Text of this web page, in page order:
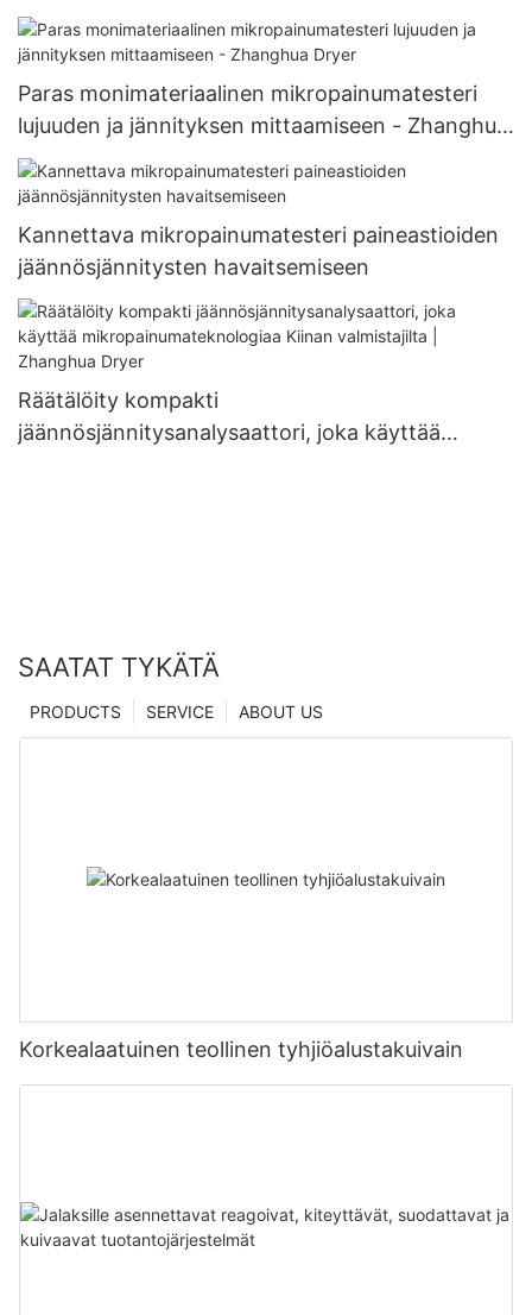
mikropainumiin
Paras monimateriaalinen mikropainumatesteri
lujuuden ja jännityksen mittaamiseen - Zhanghua
Dryer
Kannettava mikropainumatesteri paineastioiden
jäännösjännitysten havaitsemiseen
Räätälöity kompakti
jäännösjännitysanalysaattori, joka käyttää
SAATAT TYKÄTÄ
ABOUT US
SERVICE
PRODUCTS
Korkealaatuinen teollinen tyhjiöalustakuivain